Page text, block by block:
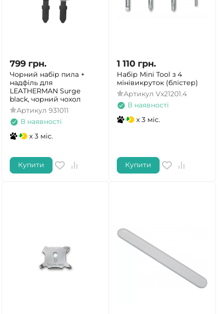
799 грн.
Чорний набір пила +
надфіль для
LEATHERMAN Surge
black, чорний чохол
Артикул 931011
В наявності
x 3 міс.
Купити
1 110 грн.
Набір Mini Tool з 4
мінівикруток (блістер)
Артикул Vx21201.4
В наявності
x 3 міс.
Купити